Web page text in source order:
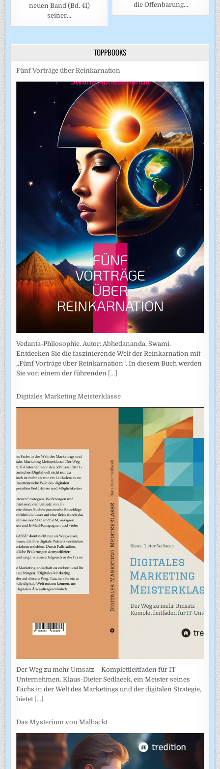
neuen Band (Bd. 41)
seiner…
die Offenbarung…
TOPPBOOKS
Fünf Vorträge über Reinkarnation
Vedanta-Philosophie. Autor: Abhedananda, Swami.
Entdecken Sie die faszinierende Welt der Reinkarnation mit
„Fünf Vorträge über Reinkarnation“. In diesem Buch werden
Sie von einem der führenden [...]
Digitales Marketing Meisterklasse
Der Weg zu mehr Umsatz – Komplettleitfaden für IT-
Unternehmen. Klaus-Dieter Sedlacek, ein Meister seines
Fachs in der Welt des Marketings und der digitalen Strategie,
bietet [...]
Das Mysterium von Malbackt